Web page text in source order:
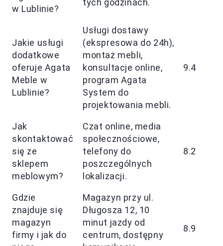
w Lublinie?
Jakie usługi
dodatkowe
oferuje Agata
Meble w
Lublinie?
Usługi dostawy
(ekspresowa do 24h),
montaż mebli,
konsultacje online,
program Agata
System do
projektowania mebli.
9.4
Jak
skontaktować
się ze
sklepem
meblowym?
Czat online, media
społecznościowe,
telefony do
poszczególnych
lokalizacji.
8.2
Gdzie
znajduje się
magazyn
firmy i jak do
Magazyn przy ul.
Długosza 12, 10
minut jazdy od
centrum, dostępny
8.9